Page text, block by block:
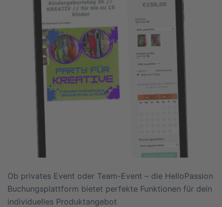
Ob privates Event oder Team-Event – die HelloPassion
Buchungsplattform bietet perfekte Funktionen für dein
individuelles Produktangebot